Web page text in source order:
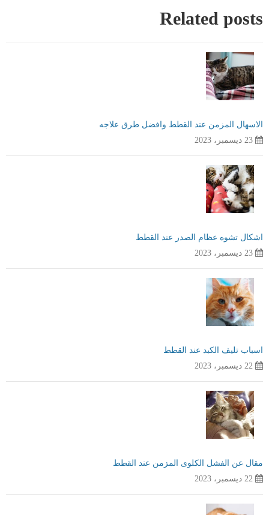
Related posts
الاسهال المزمن عند القطط وافضل طرق علاجه
23 ديسمبر، 2023
اشكال تشوه عظام الصدر عند القطط
23 ديسمبر، 2023
اسباب تليف الكبد عند القطط
22 ديسمبر، 2023
مقال عن الفشل الكلوى المزمن عند القطط
22 ديسمبر، 2023